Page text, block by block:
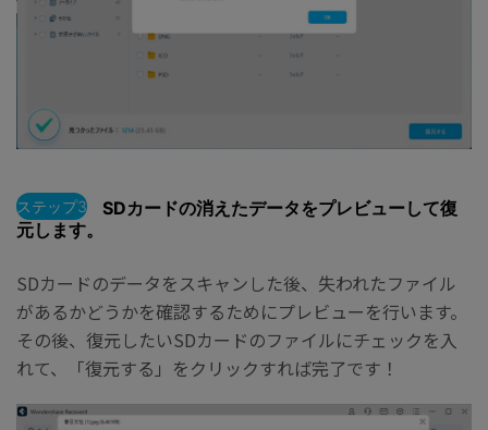
ステップ3
SDカードの消えたデータをプレビューして復
元します。
SDカードのデータをスキャンした後、失われたファイル
があるかどうかを確認するためにプレビューを行います。
その後、復元したいSDカードのファイルにチェックを入
れて、「復元する」をクリックすれば完了です！